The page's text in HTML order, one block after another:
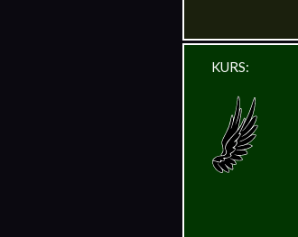
KURS: